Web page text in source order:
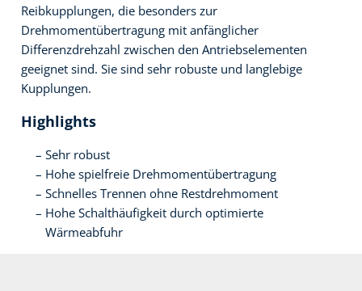
Reibkupplungen, die besonders zur
Drehmomentübertragung mit anfänglicher
Differenzdrehzahl zwischen den Antriebselementen
geeignet sind. Sie sind sehr robuste und langlebige
Kupplungen.
Highlights
Sehr robust
Hohe spielfreie Drehmomentübertragung
Schnelles Trennen ohne Restdrehmoment
Hohe Schalthäufigkeit durch optimierte
Wärmeabfuhr